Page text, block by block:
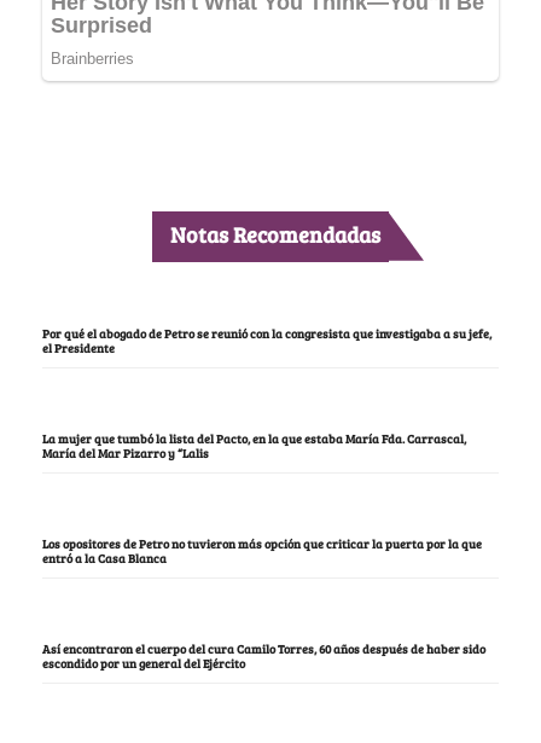
Notas Recomendadas
Por qué el abogado de Petro se reunió con la congresista que investigaba a su jefe,
el Presidente
La mujer que tumbó la lista del Pacto, en la que estaba María Fda. Carrascal,
María del Mar Pizarro y “Lalis
Los opositores de Petro no tuvieron más opción que criticar la puerta por la que
entró a la Casa Blanca
Así encontraron el cuerpo del cura Camilo Torres, 60 años después de haber sido
escondido por un general del Ejército